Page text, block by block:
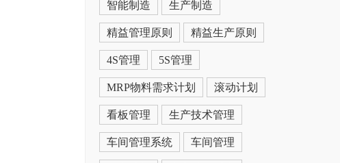
智能制造 生产制造
精益管理原则 精益生产原则
4S管理 5S管理
MRP物料需求计划 滚动计划
看板管理 生产技术管理
车间管理系统 车间管理